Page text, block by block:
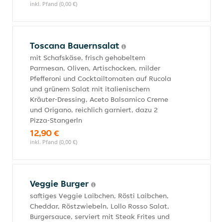
inkl. Pfand (0,00 €)
Toscana Bauernsalat
mit Schafskäse, frisch gehobeltem
Parmesan, Oliven, Artischocken, milder
Pfefferoni und Cocktailtomaten auf Rucola
und grünem Salat mit italienischem
Kräuter-Dressing, Aceto Balsamico Creme
und Origano, reichlich garniert, dazu 2
Pizza-Stangerln
12,90 €
inkl. Pfand (0,00 €)
Veggie Burger
saftiges Veggie Laibchen, Rösti Laibchen,
Cheddar, Röstzwiebeln, Lollo Rosso Salat,
Burgersauce, serviert mit Steak Frites und